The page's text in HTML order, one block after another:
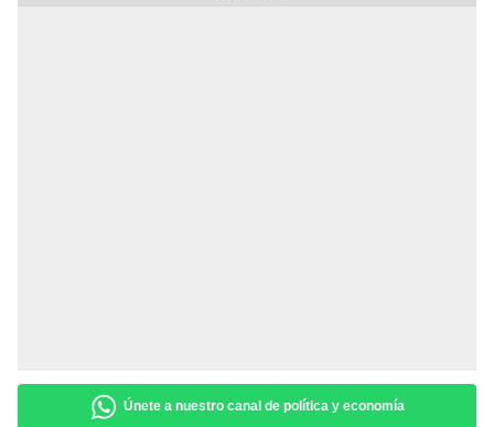
Únete a nuestro canal de política y economía